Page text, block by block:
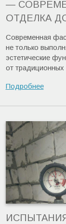
—
ОТДЕЛКА
Современная
не только
эстетические
от
Подробнее